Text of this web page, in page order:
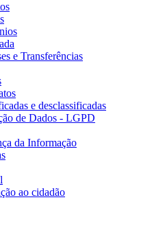
e Transferências
e desclassificadas
de Dados - LGPD
da Informação
ao cidadão